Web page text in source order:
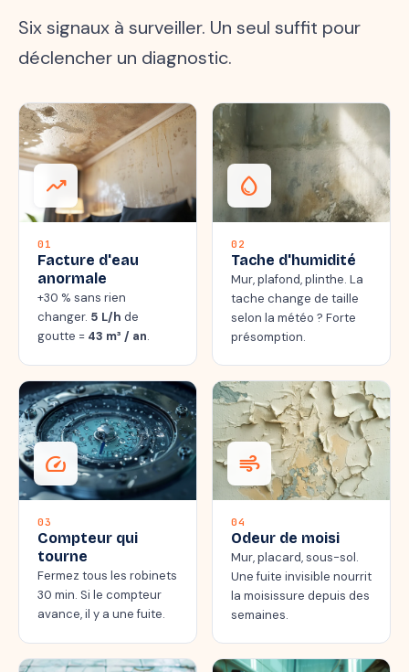
Six signaux à surveiller. Un seul suffit pour
déclencher un diagnostic.
trending_up
01
Facture d'eau
anormale
+30 % sans rien
changer. 5 L/h de
goutte = 43 m³ / an.
water_drop
02
Tache d'humidité
Mur, plafond, plinthe. La
tache change de taille
selon la météo ? Forte
présomption.
speed
03
Compteur qui
tourne
Fermez tous les robinets
30 min. Si le compteur
avance, il y a une fuite.
air
04
Odeur de moisi
Mur, placard, sous-sol.
Une fuite invisible nourrit
la moisissure depuis des
semaines.